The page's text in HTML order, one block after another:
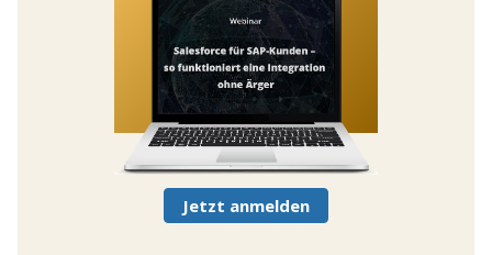
Jetzt anmelden